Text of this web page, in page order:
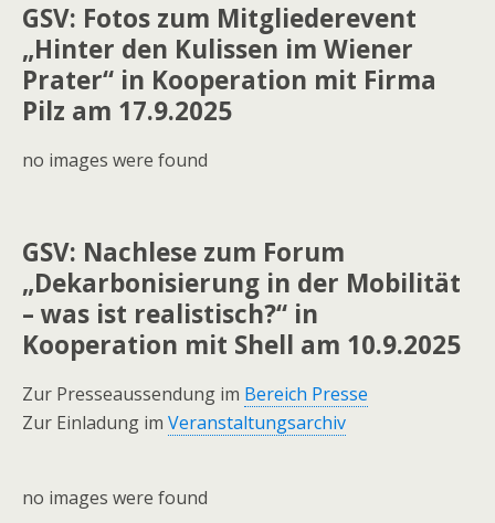
GSV: Fotos zum Mitgliederevent
„Hinter den Kulissen im Wiener
Prater“ in Kooperation mit Firma
Pilz am 17.9.2025
no images were found
GSV: Nachlese zum Forum
„Dekarbonisierung in der Mobilität
– was ist realistisch?“ in
Kooperation mit Shell am 10.9.2025
Zur Presseaussendung im Bereich Presse
Zur Einladung im Veranstaltungsarchiv
no images were found